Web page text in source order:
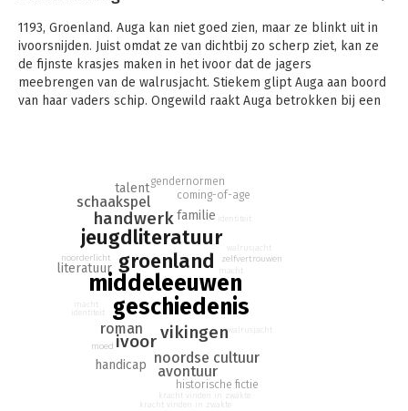
1193, Groenland. Auga kan niet goed zien, maar ze blinkt uit in
ivoorsnijden. Juist omdat ze van dichtbij zo scherp ziet, kan ze
de fijnste krasjes maken in het ivoor dat de jagers
meebrengen van de walrusjacht. Stiekem glipt Auga aan boord
van haar vaders schip. Ongewild raakt Auga betrokken bij een
middeleeuwen
geschiedenis
groenland
jeugdliteratuur
vikingen
ivoor
handwerk
noordse cultuur
roman
avontuur
schaakspel
handicap
familie
literatuur
talentgendernormen
coming-of-age
historische fictie
noorderlicht zelfvertrouwen
moed
kracht vinden in zwakte
walrusjacht
macht
identiteit
kracht vinden in zwakte
walrusjacht
macht
identiteit